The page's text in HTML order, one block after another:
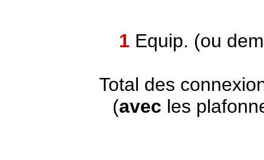
1 Equip. (ou
Total des
(avec les